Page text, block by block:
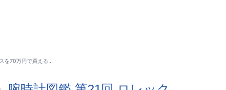
を70万円で買える…